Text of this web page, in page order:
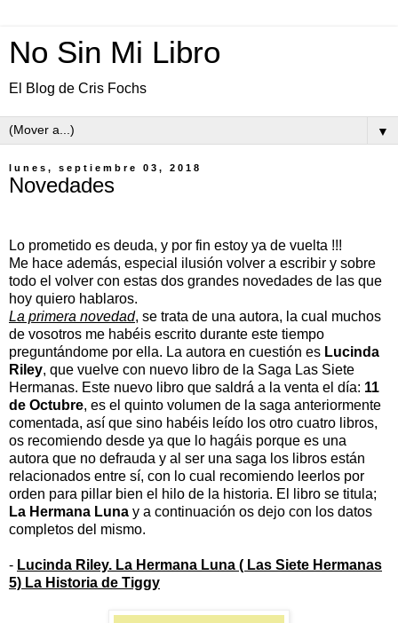
No Sin Mi Libro
El Blog de Cris Fochs
▼
lunes, septiembre 03, 2018
Novedades
Lo prometido es deuda, y por fin estoy ya de vuelta !!!
Me hace además, especial ilusión volver a escribir y sobre
todo el volver con estas dos grandes novedades de las que
hoy quiero hablaros.
La primera novedad, se trata de una autora, la cual muchos
de vosotros me habéis escrito durante este tiempo
preguntándome por ella. La autora en cuestión es Lucinda
Riley, que vuelve con nuevo libro de la Saga Las Siete
Hermanas. Este nuevo libro que saldrá a la venta el día: 11
de Octubre, es el quinto volumen de la saga anteriormente
comentada, así que sino habéis leído los otro cuatro libros,
os recomiendo desde ya que lo hagáis porque es una
autora que no defrauda y al ser una saga los libros están
relacionados entre sí, con lo cual recomiendo leerlos por
orden para pillar bien el hilo de la historia. El libro se titula;
La Hermana Luna y a continuación os dejo con los datos
completos del mismo.
- Lucinda Riley. La Hermana Luna ( Las Siete Hermanas
5) La Historia de Tiggy